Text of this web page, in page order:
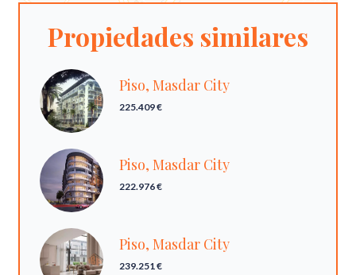
Propiedades similares
Piso, Masdar City
225.409 €
Piso, Masdar City
222.976 €
Piso, Masdar City
239.251 €